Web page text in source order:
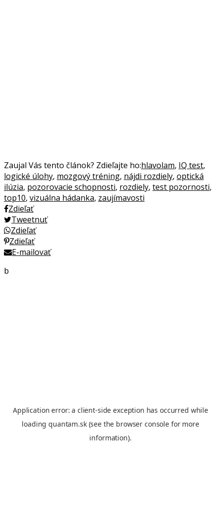
Zaujal Vás tento článok? Zdieľajte ho:hlavolam, IQ test,
logické úlohy, mozgový tréning, nájdi rozdiely, optická
ilúzia, pozorovacie schopnosti, rozdiely, test pozornosti,
top10, vizuálna hádanka, zaujímavosti
Zdieľať
Tweetnuť
Zdieľať
Zdieľať
E-mailovať
b